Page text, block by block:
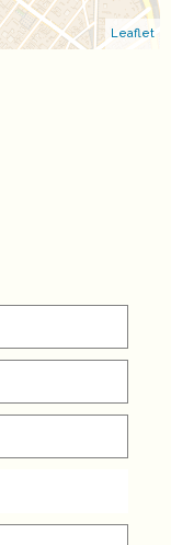
Leaflet